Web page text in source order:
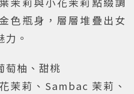
色瓶身，層層堆疊出女
。
萄柚、甜桃
茉莉、Sambac 茉莉、